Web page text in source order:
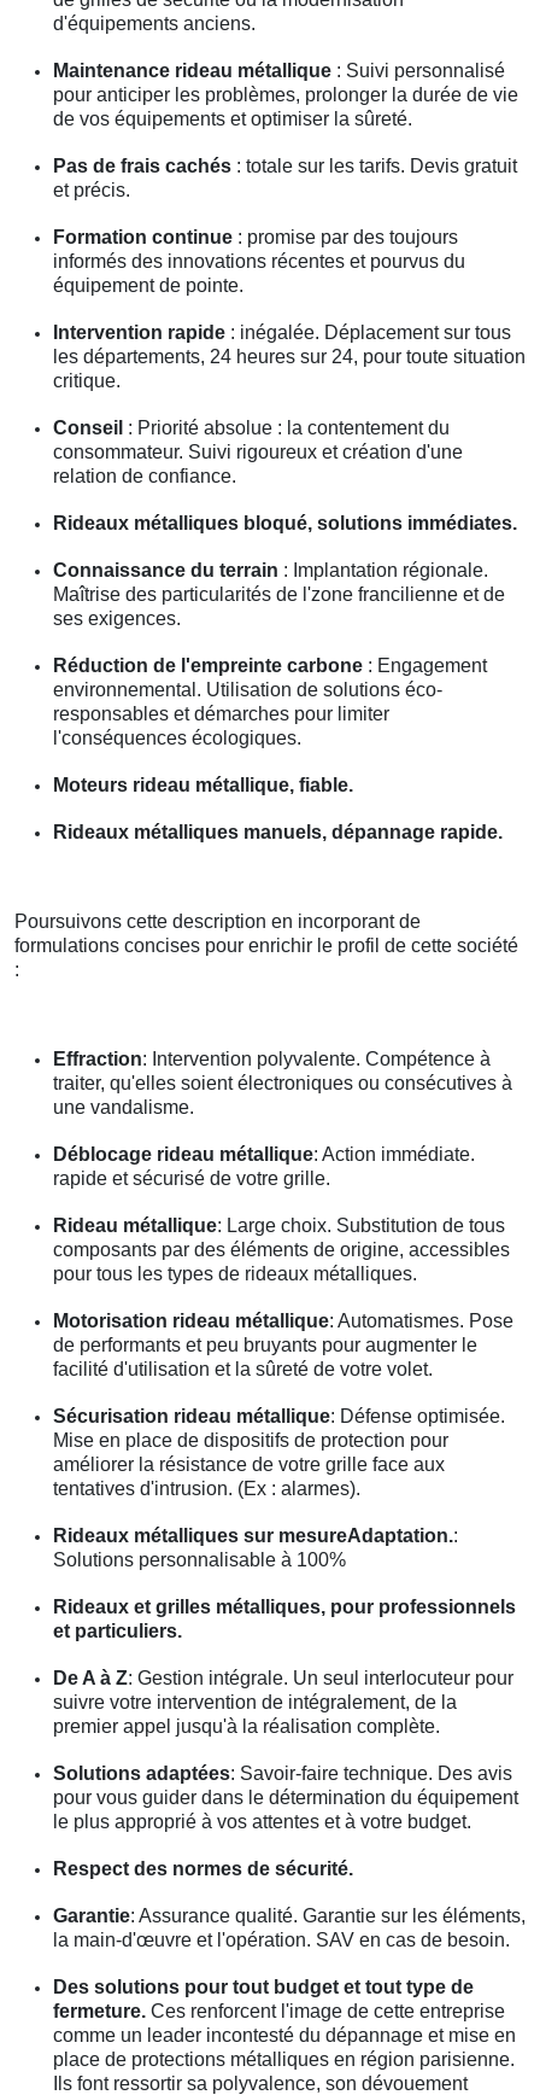
d'équipements anciens.
Maintenance rideau métallique : Suivi personnalisé
pour anticiper les problèmes, prolonger la durée de vie
de vos équipements et optimiser la sûreté.
Pas de frais cachés : totale sur les tarifs. Devis gratuit
et précis.
Formation continue : promise par des toujours
informés des innovations récentes et pourvus du
équipement de pointe.
Intervention rapide : inégalée. Déplacement sur tous
les départements, 24 heures sur 24, pour toute situation
critique.
Conseil : Priorité absolue : la contentement du
consommateur. Suivi rigoureux et création d'une
relation de confiance.
Rideaux métalliques bloqué, solutions immédiates.
Connaissance du terrain : Implantation régionale.
Maîtrise des particularités de l'zone francilienne et de
ses exigences.
Réduction de l'empreinte carbone : Engagement
environnemental. Utilisation de solutions éco-
responsables et démarches pour limiter
l'conséquences écologiques.
Moteurs rideau métallique, fiable.
Rideaux métalliques manuels, dépannage rapide.
Poursuivons cette description en incorporant de
formulations concises pour enrichir le profil de cette société
:
Effraction: Intervention polyvalente. Compétence à
traiter, qu'elles soient électroniques ou consécutives à
une vandalisme.
Déblocage rideau métallique: Action immédiate.
rapide et sécurisé de votre grille.
Rideau métallique: Large choix. Substitution de tous
composants par des éléments de origine, accessibles
pour tous les types de rideaux métalliques.
Motorisation rideau métallique: Automatismes. Pose
de performants et peu bruyants pour augmenter le
facilité d'utilisation et la sûreté de votre volet.
Sécurisation rideau métallique: Défense optimisée.
Mise en place de dispositifs de protection pour
améliorer la résistance de votre grille face aux
tentatives d'intrusion. (Ex : alarmes).
Rideaux métalliques sur mesureAdaptation.:
Solutions personnalisable à 100%
Rideaux et grilles métalliques, pour professionnels
et particuliers.
De A à Z: Gestion intégrale. Un seul interlocuteur pour
suivre votre intervention de intégralement, de la
premier appel jusqu'à la réalisation complète.
Solutions adaptées: Savoir-faire technique. Des avis
pour vous guider dans le détermination du équipement
le plus approprié à vos attentes et à votre budget.
Respect des normes de sécurité.
Garantie: Assurance qualité. Garantie sur les éléments,
la main-d'œuvre et l'opération. SAV en cas de besoin.
Des solutions pour tout budget et tout type de
fermeture. Ces renforcent l'image de cette entreprise
comme un leader incontesté du dépannage et mise en
place de protections métalliques en région parisienne.
Ils font ressortir sa polyvalence, son dévouement